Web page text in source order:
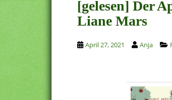
[gelesen] Der
Liane Mars
April 27, 2021 Anja